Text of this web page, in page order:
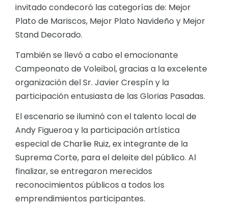
invitado condecoró las categorías de: Mejor
Plato de Mariscos, Mejor Plato Navideño y Mejor
Stand Decorado.
También se llevó a cabo el emocionante
Campeonato de Voleibol, gracias a la excelente
organización del Sr. Javier Crespín y la
participación entusiasta de las Glorias Pasadas.
El escenario se iluminó con el talento local de
Andy Figueroa y la participación artística
especial de Charlie Ruiz, ex integrante de la
Suprema Corte, para el deleite del público. Al
finalizar, se entregaron merecidos
reconocimientos públicos a todos los
emprendimientos participantes.